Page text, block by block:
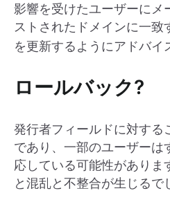
影響を受けたユーザーにメ
ストされたドメインに一致
を更新するようにアドバイ
ロールバック?
発行者フィールドに対する
であり、一部のユーザーは
応している可能性がありま
と混乱と不整合が生じるで